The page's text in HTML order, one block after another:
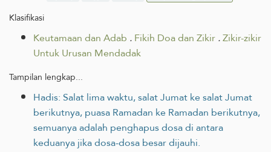
Klasifikasi
Keutamaan dan Adab .Fikih Doa dan Zikir.Zikir-zikir
Untuk Urusan Mendadak
Tampilan lengkap...
Hadis: Salat lima waktu, salat Jumat ke salat Jumat
berikutnya, puasa Ramadan ke Ramadan berikutnya,
semuanya adalah penghapus dosa di antara
keduanya jika dosa-dosa besar dijauhi.